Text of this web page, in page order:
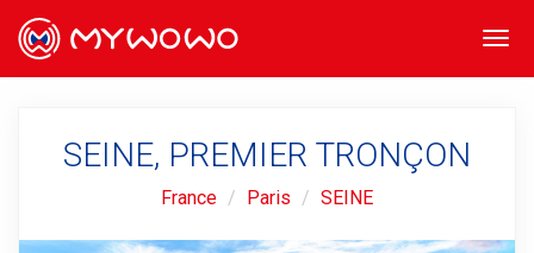
SEINE, PREMIER TRONÇON
France Paris SEINE